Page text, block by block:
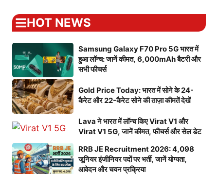
HOT NEWS
Samsung Galaxy F70 Pro 5G भारत में
हुआ लॉन्च: जानें कीमत, 6,000mAh बैटरी और
सभी फीचर्स
Gold Price Today: भारत में सोने के 24-
कैरेट और 22-कैरेट सोने की ताज़ा कीमतें देखें
Lava ने भारत में लॉन्च किए Virat V1 और
Virat V1 5G, जानें कीमत, फीचर्स और सेल डेट
RRB JE Recruitment 2026: 4,098
जूनियर इंजीनियर पदों पर भर्ती, जानें योग्यता,
आवेदन और चयन प्रक्रिया